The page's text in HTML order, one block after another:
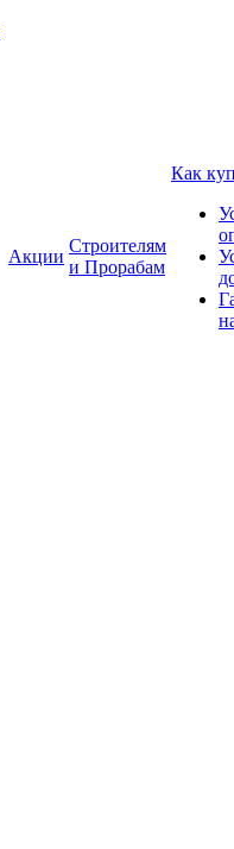
Акции
Строителям
и Прорабам
Как